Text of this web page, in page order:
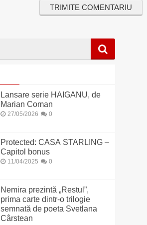
Lansare serie HAIGANU, de
Marian Coman
27/05/2026 0
Protected: CASA STARLING –
Capitol bonus
11/04/2025 0
Nemira prezintă „Restul”,
prima carte dintr-o trilogie
semnată de poeta Svetlana
Cârstean